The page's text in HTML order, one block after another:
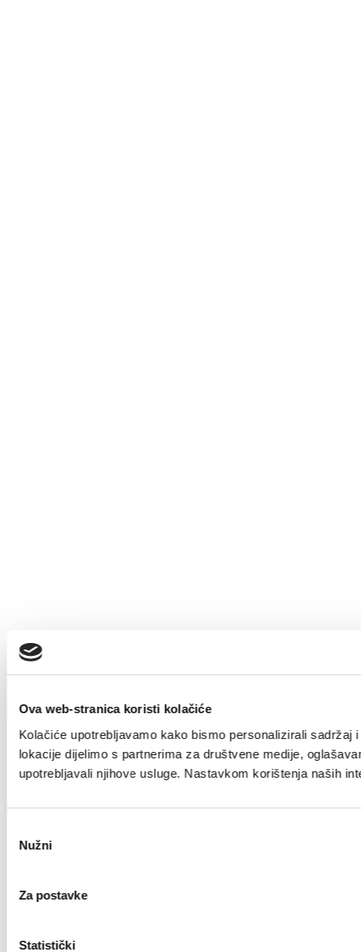
Ova web-stranica koristi kolačiće
Kolačiće upotrebljavamo kako bismo personalizirali
lokacije dijelimo s partnerima za društvene medije,
upotrebljavali njihove usluge. Nastavkom korištenja naših
pristanka
Nužni
Za postavke
Statistički